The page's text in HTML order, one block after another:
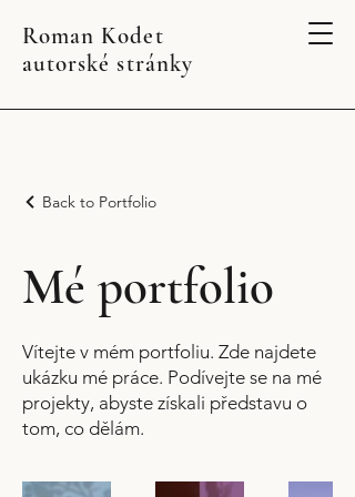
Roman Kodet
autorské stránky
Back to Portfolio
Mé portfolio
Vítejte v mém portfoliu. Zde najdete
ukázku mé práce. Podívejte se na mé
projekty, abyste získali představu o
tom, co dělám.